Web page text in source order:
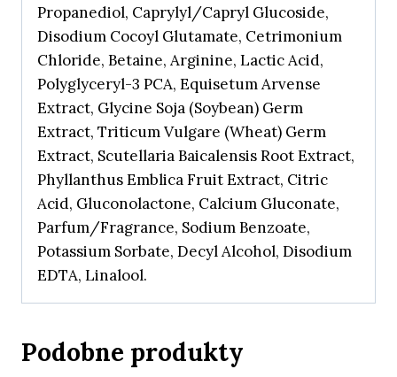
Propanediol, Caprylyl/Capryl Glucoside,
Disodium Cocoyl Glutamate, Cetrimonium
Chloride, Betaine, Arginine, Lactic Acid,
Polyglyceryl-3 PCA, Equisetum Arvense
Extract, Glycine Soja (Soybean) Germ
Extract, Triticum Vulgare (Wheat) Germ
Extract, Scutellaria Baicalensis Root Extract,
Phyllanthus Emblica Fruit Extract, Citric
Acid, Gluconolactone, Calcium Gluconate,
Parfum/Fragrance, Sodium Benzoate,
Potassium Sorbate, Decyl Alcohol, Disodium
EDTA, Linalool.
Podobne produkty